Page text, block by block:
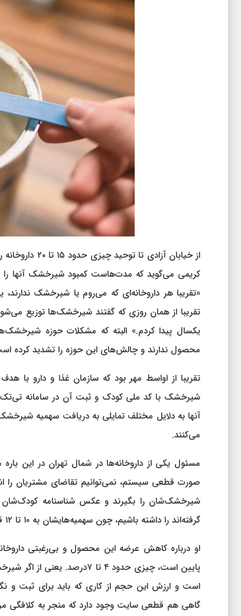
کریمی می‌گوید که مدت‌هاست کمبود شیرخشک آنها را
«تقریبا هر داروخانه‌ای که می‌روم یا شیرخشک
یکسال پیدا کردم.» البته که مشکلات حوزه شیرخشک‌ها
محصول ندارند و چالش‌های این حوزه را تشدید کرده
تقریبا از اواسط مهر بود که سازمان غذا و دارو با
شیرخشک با کد ملی کودک و ثبت آن در سامانه تی‌تک
آنها به دلایل مختلف تمایلی به دریافت سهمیه
می‌کنند.
مسئول یکی از داروخانه‌ها در شمال تهران در این
صورت قطعی سیستم، نمی‌توانیم تقاضای مشتریان را
شیرخشک‌شان را بگیرند و عکس شناسنامه کودک‌شان
گرفته‌اند را داشته باشیم، چون سهمیه‌هایشان به ۱۰ تا ۱۲ قوطی در ماه محدود شده و ما اجازه نداریم که بیش از این تعداد به آنها بفروشیم.
او درباره کاهش عرضه این محصول و بی‌رغبتی
است و ارزش این حجم از کاری که باید برای ثبت و
گاهی هم قطعی سایت وجود دارد که منجر به کلافگی